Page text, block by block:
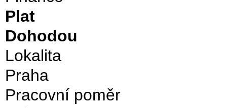
Plat
Dohodou
Lokalita
Praha
Pracovní poměr